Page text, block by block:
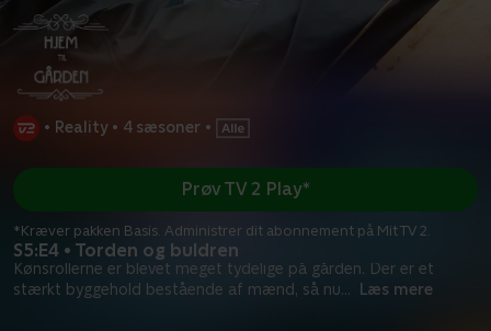
• Reality • 4 sæsoner •
S5:E4 • Torden og buldren
Kønsrollerne er blevet meget tydelige på gården. Der er et
stærkt byggehold bestående af mænd, så nu... Læs mere
Prøv TV 2 Play*
*Kræver pakken Basis. Administrer dit abonnement på Mit TV 2.